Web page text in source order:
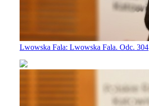
Lwowska Fala: Lwowska Fala. Odc. 304